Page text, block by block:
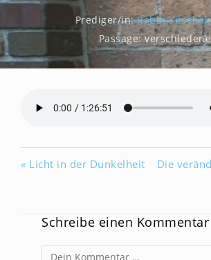
Prediger/in: Rabbi
Passage: verschiedene
« Licht in der Dunkelheit
Die
Schreibe einen Kommentar
Kommentar